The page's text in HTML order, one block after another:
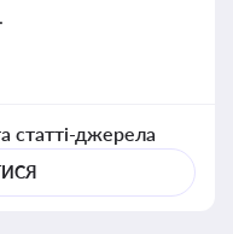
статті-джерела